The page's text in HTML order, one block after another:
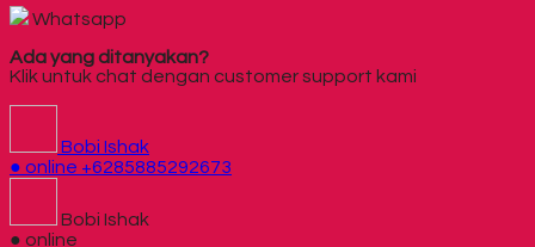
Whatsapp
Ada yang ditanyakan?
Klik untuk chat dengan customer support kami
Bobi Ishak
● online +6285885292673
Bobi Ishak
● online